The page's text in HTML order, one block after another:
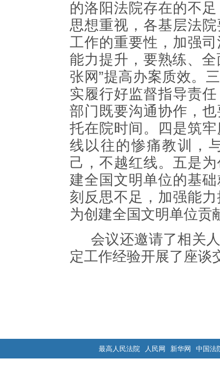
的洛阳法院存在的不
思想重视，各基层法
工作的重要性，加强
能力提升，要熟练、
张网”提高办案质效。
实履行好监督指导责
部门既要沟通协作，
托在院时间。四是筑
线以往的惨痛教训，
己，不越红线。五是
建全国文明单位的基
刻反思不足，加强能
为创建全国文明单位贡
会议还邀请了相关
定工作经验开展了座谈
最高人民法院 人民网 新华网 中国法